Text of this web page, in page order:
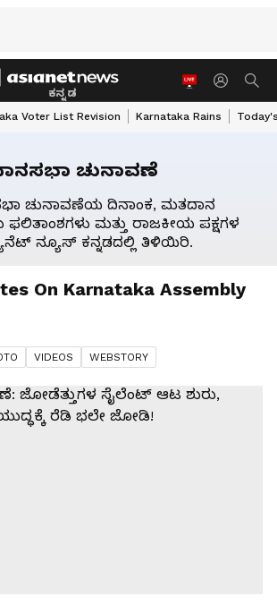
ಕನ್ನಡ
Voter List Revision Karnataka Rains
ಚುನಾವಣೆ
ಚುನಾವಣೆಯ ದಿನಾಂಕ, ಮತದಾನ
ಫಲಿತಾಂಶಗಳು ಮತ್ತು ರಾಜಕೀಯ ಪಕ್ಷಗಳ
ನ್ಯೂಸ್ ಕನ್ನಡದಲ್ಲಿ ತಿಳಿಯಿರಿ.
On Karnataka Assembly
VIDEOS WEBSTORY